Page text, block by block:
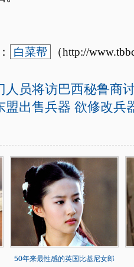
白菜帮 （http://
人员将访巴西秘鲁商
盟出售兵器 欲修改兵
50年来最性感的英国比基尼女郎